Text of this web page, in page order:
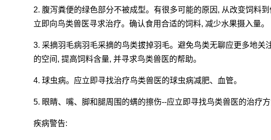
2. 腹泻粪便的绿色部分不被成型。有很多可能的原因, 从改变饲料
立即向鸟类兽医寻求治疗。确认食用合适的饲料, 减少水果摄入量。
3. 采摘羽毛病羽毛采摘的鸟类拔掉羽毛。避免鸟类无聊应更多地关
的空间, 提高饲料含量, 并寻求鸟类兽医的帮助。
4. 球虫病。应立即寻找治疗鸟类兽医的球虫病减肥、血管。
5. 眼睛、嘴、脚和腿周围的螨的擦伤--应立即寻找鸟类兽医的治疗
疾病警告: